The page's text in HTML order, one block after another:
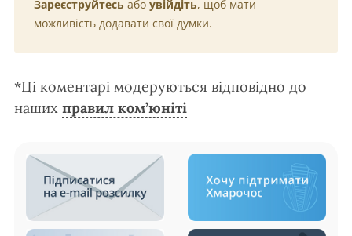
Зареєструйтесь або увійдіть, щоб мати
можливість додавати свої думки.
*Ці коментарі модеруються відповідно до
наших правил ком’юніті